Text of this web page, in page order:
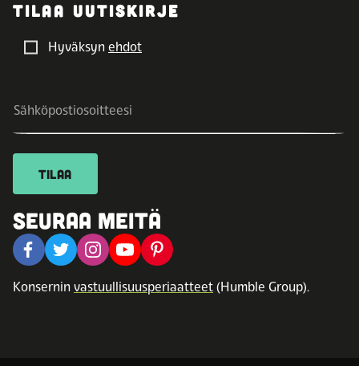
TILAA UUTISKIRJE
Hyväksyn ehdot
TILAA
SEURAA MEITÄ
Konsernin vastuullisuusperiaatteet (Humble Group).